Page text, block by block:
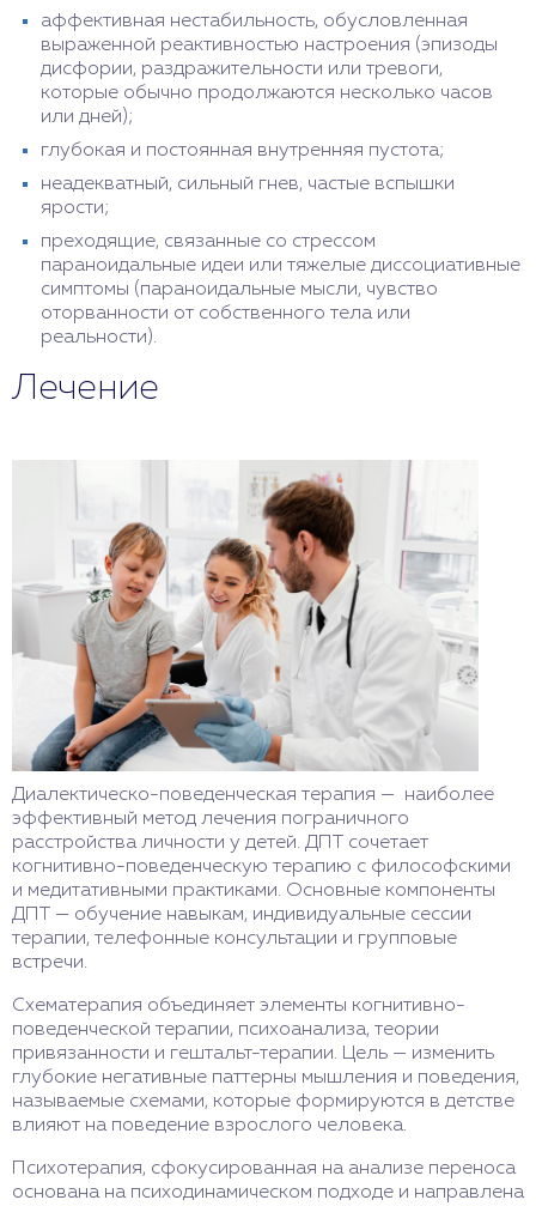
аффективная нестабильность, обусловленная
выраженной реактивностью настроения (эпизоды
дисфории, раздражительности или тревоги,
которые обычно продолжаются несколько часов
или дней);
глубокая и постоянная внутренняя пустота;
неадекватный, сильный гнев, частые вспышки
ярости;
преходящие, связанные со стрессом
параноидальные идеи или тяжелые диссоциативные
симптомы (параноидальные мысли, чувство
оторванности от собственного тела или
реальности).
Лечение
Диалектическо-поведенческая терапия — наиболее
эффективный метод лечения пограничного
расстройства личности у детей. ДПТ сочетает
когнитивно-поведенческую терапию с философскими
и медитативными практиками. Основные компоненты
ДПТ — обучение навыкам, индивидуальные сессии
терапии, телефонные консультации и групповые
встречи.
Схематерапия объединяет элементы когнитивно-
поведенческой терапии, психоанализа, теории
привязанности и гештальт-терапии. Цель — изменить
глубокие негативные паттерны мышления и поведения,
называемые схемами, которые формируются в детстве
влияют на поведение взрослого человека.
Психотерапия, сфокусированная на анализе переноса
основана на психодинамическом подходе и направлена